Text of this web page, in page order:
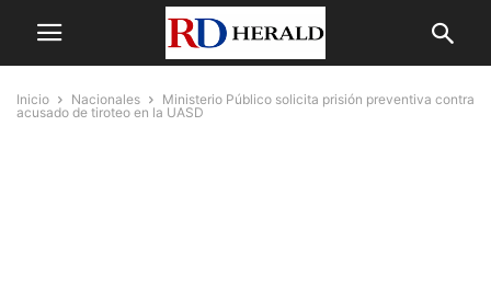
Inicio Nacionales
Ministerio Público solicita prisión preventiva contra
acusado de tiroteo en la UASD